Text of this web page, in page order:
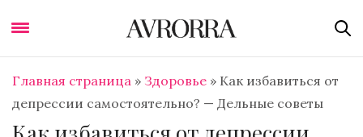
Главная страница » Здоровье » Как избавиться от
депрессии самостоятельно? — Дельные советы